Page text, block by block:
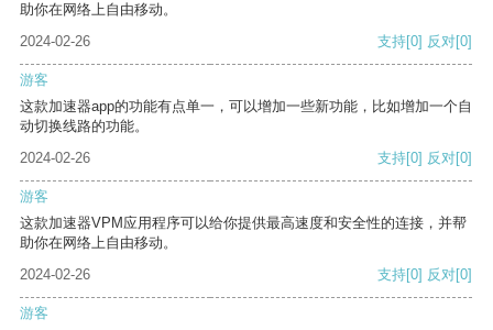
助你在网络上自由移动。
2024-02-26
支持[0] 反对[0]
游客
这款加速器app的功能有点单一，可以增加一些新功能，比如增加一个自
动切换线路的功能。
2024-02-26
支持[0] 反对[0]
游客
这款加速器VPM应用程序可以给你提供最高速度和安全性的连接，并帮
助你在网络上自由移动。
2024-02-26
支持[0] 反对[0]
游客